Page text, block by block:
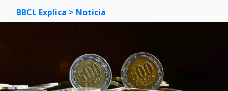
BBCL Explica > Noticia